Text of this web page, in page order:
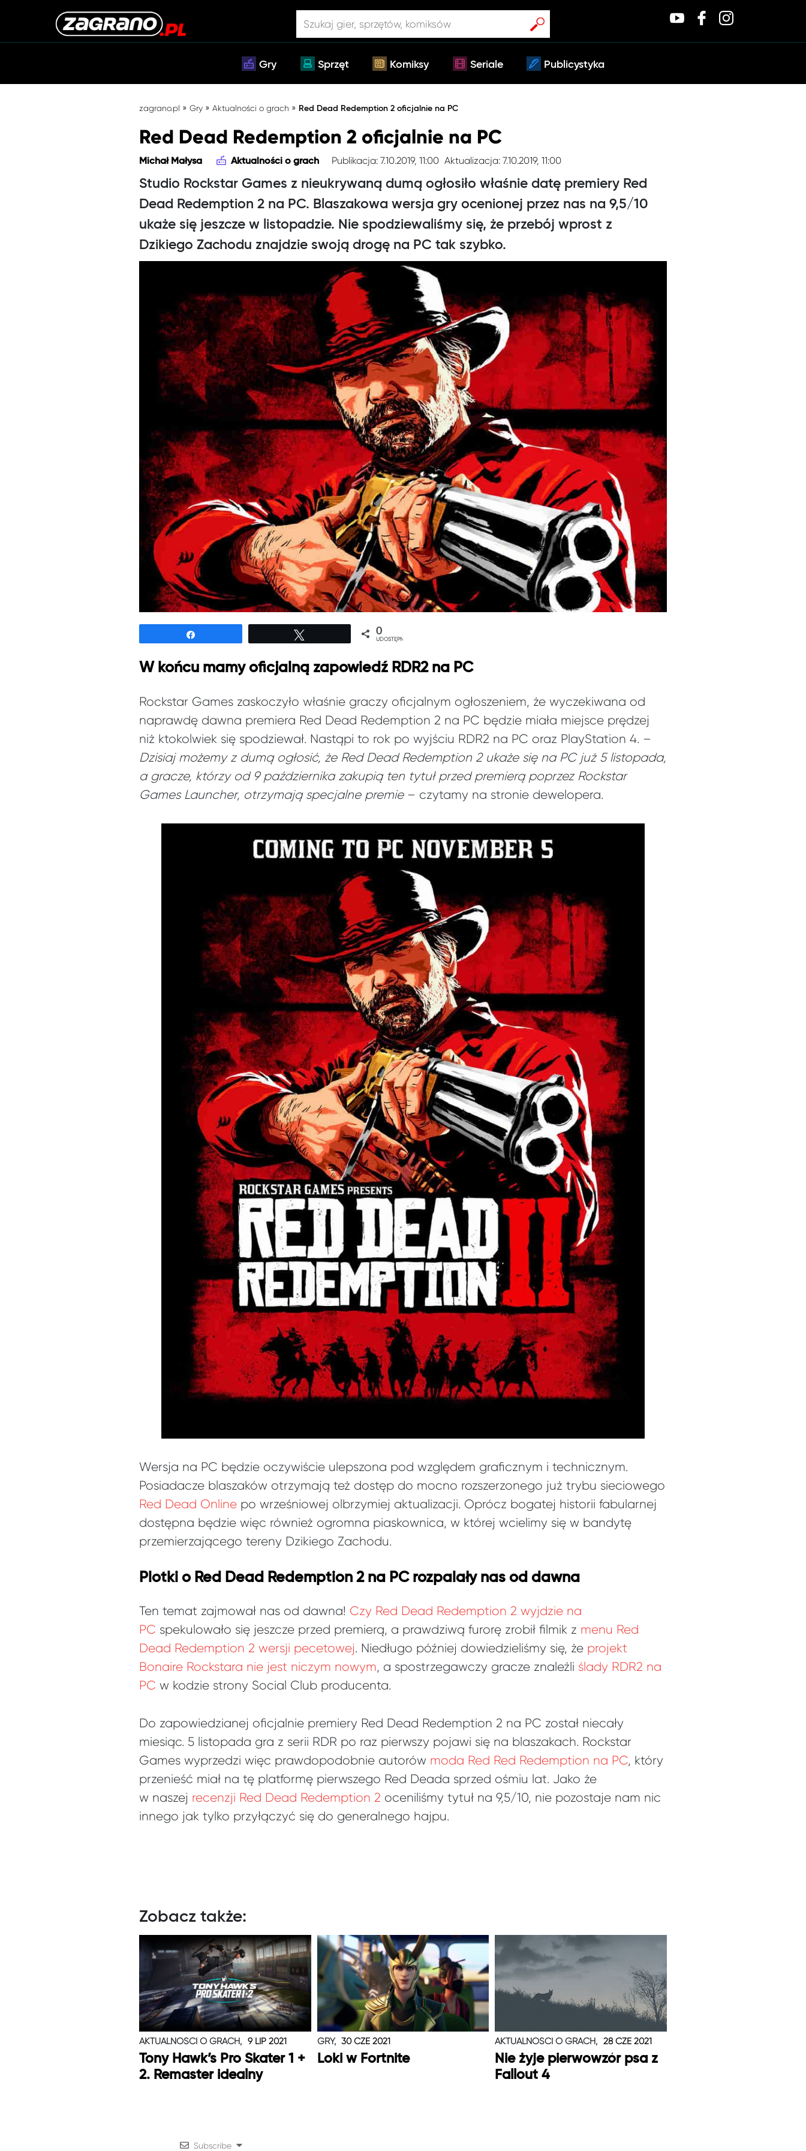
Gry Sprzęt Komiksy Seriale Publicystyka
zagrano.pl » Gry » Aktualności o grach » Red Dead Redemption 2 oficjalnie na PC
Red Dead Redemption 2 oficjalnie na PC
Michał Małysa Aktualności o grach Publikacja: 7.10.2019, 11:00 Aktualizacja: 7.10.2019, 11:00
Studio Rockstar Games z nieukrywaną dumą ogłosiło właśnie datę premiery Red
Dead Redemption 2 na PC. Blaszakowa wersja gry ocenionej przez nas na 9,5/10
ukaże się jeszcze w listopadzie. Nie spodziewaliśmy się, że przebój wprost z
Dzikiego Zachodu znajdzie swoją drogę na PC tak szybko.
0
UDOSTĘPNIEŃ
W końcu mamy oficjalną zapowiedź RDR2 na PC
Rockstar Games zaskoczyło właśnie graczy oficjalnym ogłoszeniem, że wyczekiwana od
naprawdę dawna premiera Red Dead Redemption 2 na PC będzie miała miejsce prędzej
niż ktokolwiek się spodziewał. Nastąpi to rok po wyjściu RDR2 na PC oraz PlayStation 4. –
Dzisiaj możemy z dumą ogłosić, że Red Dead Redemption 2 ukaże się na PC już 5 listopada,
a gracze, którzy od 9 października zakupią ten tytuł przed premierą poprzez Rockstar
Games Launcher, otrzymają specjalne premie– czytamy na stronie dewelopera.
Wersja na PC będzie oczywiście ulepszona pod względem graficznym i technicznym.
Posiadacze blaszaków otrzymają też dostęp do mocno rozszerzonego już trybu sieciowego
Red Dead Online po wrześniowej olbrzymiej aktualizacji. Oprócz bogatej historii fabularnej
dostępna będzie więc również ogromna piaskownica, w której wcielimy się w bandytę
przemierzającego tereny Dzikiego Zachodu.
Plotki o Red Dead Redemption 2 na PC rozpalały nas od dawna
Ten temat zajmował nas od dawna! Czy Red Dead Redemption 2 wyjdzie na
PC spekulowało się jeszcze przed premierą, a prawdziwą furorę zrobił filmik z menu Red
Dead Redemption 2 wersji pecetowej. Niedługo później dowiedzieliśmy się, że projekt
Bonaire Rockstara nie jest niczym nowym, a spostrzegawczy gracze znaleźli ślady RDR2 na
PC w kodzie strony Social Club producenta.
Do zapowiedzianej oficjalnie premiery Red Dead Redemption 2 na PC został niecały
miesiąc. 5 listopada gra z serii RDR po raz pierwszy pojawi się na blaszakach. Rockstar
Games wyprzedzi więc prawdopodobnie autorów moda Red Red Redemption na PC, który
przenieść miał na tę platformę pierwszego Red Deada sprzed ośmiu lat. Jako że
w naszej recenzji Red Dead Redemption 2 oceniliśmy tytuł na 9,5/10, nie pozostaje nam nic
innego jak tylko przyłączyć się do generalnego hajpu.
Zobacz także:
AKTUALNOŚCI O GRACH, 9 LIP 2021
Tony Hawk’s Pro Skater 1 +
2. Remaster idealny
GRY, 30 CZE 2021
Loki w Fortnite
AKTUALNOŚCI O GRACH, 28 CZE 2021
Nie żyje pierwowzór psa z
Fallout 4
Subscribe